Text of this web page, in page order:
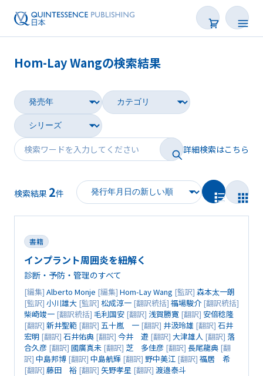
雑誌
映像
電子BOOK
著者一覧
Hom-Lay Wangの検索結果
詳細検索はこちら
検索結果 2件
書籍
インプラント周囲炎を紐解く
診断・予防・管理のすべて
[編集] Alberto Monje [編集] Hom-Lay Wang [監訳] 森本太一朗
[監訳] 小川雄大 [監訳] 松成淳一 [翻訳統括] 福場駿介 [翻訳統括]
柴崎竣一 [翻訳統括] 毛利国安 [翻訳] 浅賀勝寛 [翻訳] 安倍稔隆
[翻訳] 新井聖範 [翻訳] 五十嵐 一 [翻訳] 井汲玲雄 [翻訳] 石井
宏明 [翻訳] 石井佑典 [翻訳] 今井 遊 [翻訳] 大津雄人 [翻訳] 落
合久彦 [翻訳] 國廣真未 [翻訳] 芝 多佳彦 [翻訳] 長尾龍典 [翻
訳] 中島邦博 [翻訳] 中島航輝 [翻訳] 野中美江 [翻訳] 福居 希
[翻訳] 藤田 裕 [翻訳] 矢野孝星 [翻訳] 渡邉泰斗